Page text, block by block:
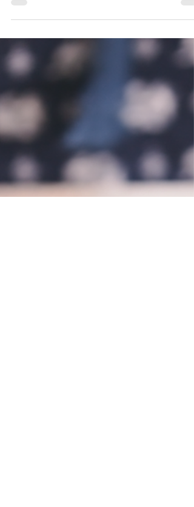
vegan]
Si eres amante de la comida india, no te pierdas este
pakora de coliflor al horno, facilísimo de hacer,
vegano y súper ligero. La...